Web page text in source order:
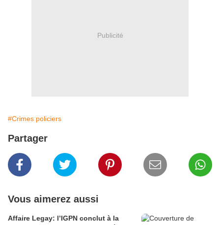
Publicité
#Crimes policiers
Partager
Vous aimerez aussi
Affaire Legay: l’IGPN conclut à la